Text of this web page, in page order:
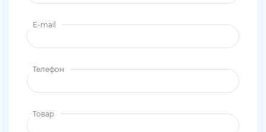
E-mail
Телефон
Товар